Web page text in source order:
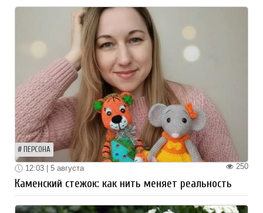
ПЕРСОНА
250
12:03 | 5 августа
Каменский стежок: как нить меняет реальность